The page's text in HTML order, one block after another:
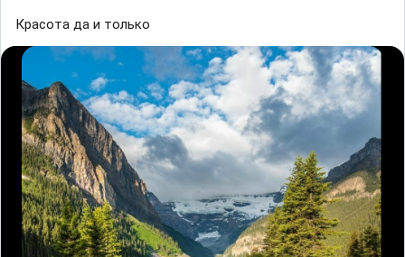
Красота да и только